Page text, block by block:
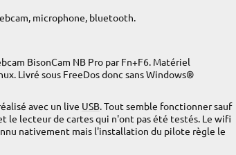
microphone, bluetooth.
BisonCam NB Pro par Fn+F6. Matériel
Livré sous FreeDos donc sans Windows®
avec un live USB. Tout semble fonctionner sauf
le lecteur de cartes qui n'ont pas été testés. Le wifi
nativement mais l'installation du pilote règle le